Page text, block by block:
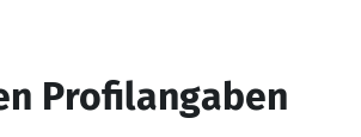
Profilangaben